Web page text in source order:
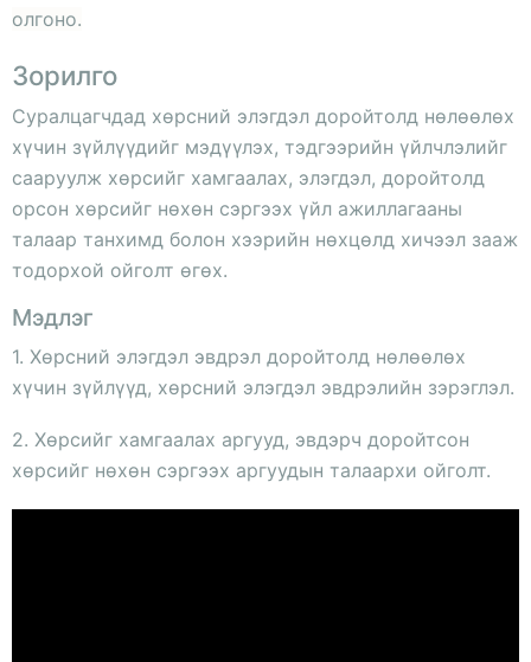
олгоно.
Зорилго
Суралцагчдад хөрсний элэгдэл доройтолд нөлөөлөх
хүчин зүйлүүдийг мэдүүлэх, тэдгээрийн үйлчлэлийг
сааруулж хөрсийг хамгаалах, элэгдэл, доройтолд
орсон хөрсийг нөхөн сэргээх үйл ажиллагааны
талаар танхимд болон хээрийн нөхцөлд хичээл зааж
тодорхой ойголт өгөх.
Мэдлэг
1. Хөрсний элэгдэл эвдрэл доройтолд нөлөөлөх
хүчин зүйлүүд, хөрсний элэгдэл эвдрэлийн зэрэглэл.
2. Хөрсийг хамгаалах аргууд, эвдэрч доройтсон
хөрсийг нөхөн сэргээх аргуудын талаархи ойголт.